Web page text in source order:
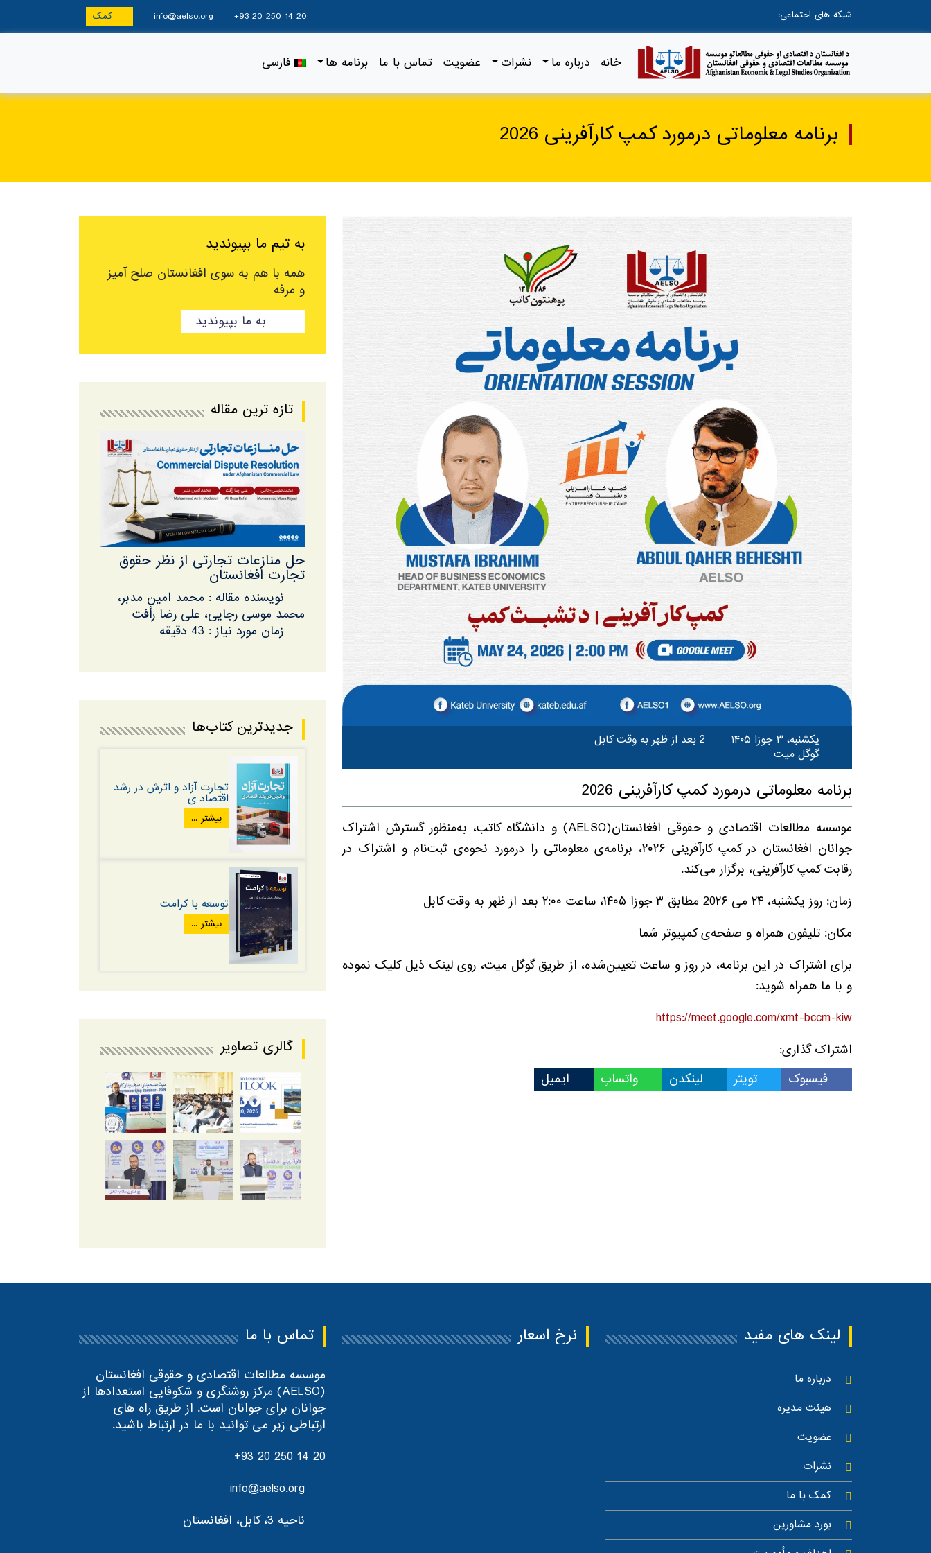
شبکه های اجتماعی: +93 20 250 14 20
info@aelso.org کمک
خانه درباره ما نشرات عضویت تماس با ما برنامه ها فارسی
برنامه معلوماتی درمورد کمپ کارآفرینی 2026
یکشنبه، ۳ جوزا ۱۴۰۵
2 بعد از ظهر به وقت کابل
گوگل میت
برنامه معلوماتی درمورد کمپ کارآفرینی 2026
موسسه مطالعات اقتصادی و حقوقی افغانستان(AELSO) و دانشگاه کاتب، به‌منظور گسترش اشتراک
جوانان افغانستان در کمپ کارآفرینی ۲۰۲۶، برنامه‌ی معلوماتی را درمورد نحوه‌ی ثبت‌نام و اشتراک در
رقابت کمپ کارآفرینی، برگزار می‌کند.
زمان: روز یکشنبه، ۲۴ می 20۲۶ مطابق ۳ جوزا ۱۴۰۵، ساعت ۲:۰۰ بعد از ظهر به وقت کابل
مکان: تلیفون‌ همراه و صفحه‌ی کمپیوتر شما
برای اشتراک در این برنامه، در روز و ساعت تعیین‌شده، از طریق گوگل میت، روی لینک ذیل کلیک نموده
و با ما همراه شوید:
https://meet.google.com/xmt-bccm-kiw
اشتراک گذاری:
فیسبوک
تویتر لینکدن واتساپ ایمیل
به تیم ما بپیوندید
همه با هم به سوی افغانستان صلح آمیز
و مرفه
به ما بپیوندید
تازه ترین مقاله
حل منازعات تجارتی از نظر حقوق
تجارت افغانستان
نویسنده مقاله : محمد امین مدبر،
محمد موسی رجایی، علی رضا رأفت
زمان مورد نیاز : 43 دقیقه
جدیدترین کتاب‌ها
تجارت آزاد و اثرش در رشد
اقتصاد ی
بیشتر ...
توسعه با کرامت
بیشتر ...
گالری تصاویر
لینک های مفید
درباره ما
هیئت مدیره
عضویت
نشرات
کمک با ما
بورد مشاورین
نرخ اسعار تماس با ما
موسسه مطالعات اقتصادی و حقوقی افغانستان
(AELSO) مرکز روشنگری و شکوفایی استعدادها از
جوانان برای جوانان است. از طریق راه های
ارتباطی زیر می توانید با ما در ارتباط باشید.
+93 20 250 14 20
info@aelso.org
ناحیه 3، کابل، افغانستان